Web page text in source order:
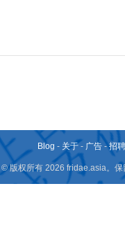
Blog - 关于 - 广告 -招
© 版权所有 2026 fridae.asia。